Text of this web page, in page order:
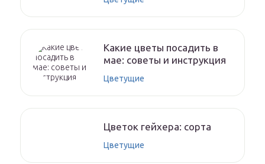
Какие цветы посадить в
мае: советы и инструкция
Цветущие
Цветок гейхера: сорта
Цветущие